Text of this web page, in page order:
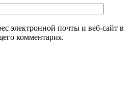
электронной почты и веб-сайт в
комментария.